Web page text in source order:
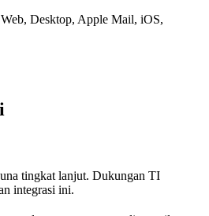
Web, Desktop, Apple Mail, iOS,
tingkat lanjut. Dukungan TI
integrasi ini.